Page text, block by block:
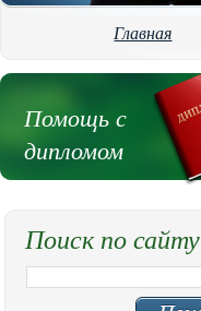
Главная
Помощь с
дипломом
Поиск по сайту